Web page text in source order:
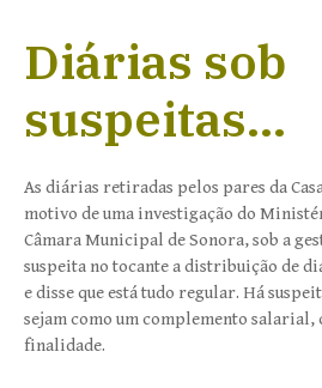
Diárias sob
suspeitas…
As diárias retiradas pelos pares da
motivo de uma investigação do
Câmara Municipal de Sonora, sob a
suspeita no tocante a distribuição de
e disse que está tudo regular. Há
sejam como um complemento salarial,
finalidade.